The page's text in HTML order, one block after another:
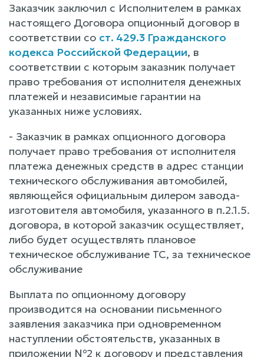
Заказчик заключил с Исполнителем в рамках
настоящего Договора опционный договор в
соответствии со ст. 429.3 Гражданского
кодекса Российской Федерации, в
соответствии с которым заказник получает
право требования от исполнителя денежных
платежей и независимые гарантии на
указанных ниже условиях.
- Заказчик в рамках опционного договора
получает право требования от исполнителя
платежа денежных средств в адрес станции
технического обслуживания автомобилей,
являющейся официальным дилером завода-
изготовителя автомобиля, указанного в п.2.1.5.
договора, в которой заказчик осуществляет,
либо будет осуществлять плановое
техническое обслуживание ТС, за техническое
обслуживание
Выплата по опционному договору
производится на основании письменного
заявления заказчика при одновременном
наступлении обстоятельств, указанных в
приложении №2 к договору и представления